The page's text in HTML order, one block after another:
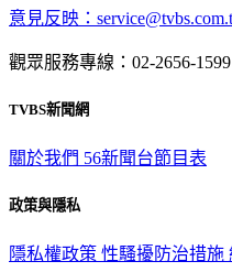
意見反映：
觀眾服務專線：02-2656-1599
TVBS新聞網
關於我們 56新聞台節目表
政策與隱私
隱私權政策 性騷擾防治措施